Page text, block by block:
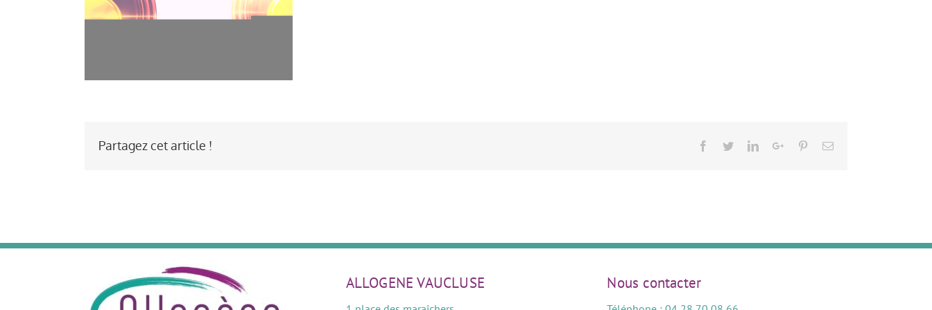
Partagez cet article ! Facebook
TwitterLinkedInGoogle+PinterestEmail
ALLOGENE VAUCLUSE Nous contacter